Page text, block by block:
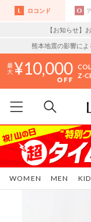
ロコンド
【お知らせ】
熊本地震の影響によ
10,000
Z-
WOMEN MEN